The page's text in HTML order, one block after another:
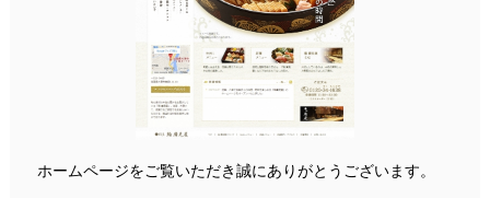
ホームページをご覧いただき誠にありがとうございます。